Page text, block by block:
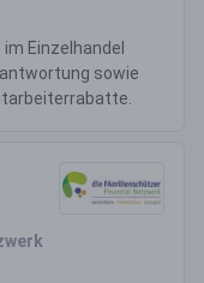
Einzelhandel
sowie